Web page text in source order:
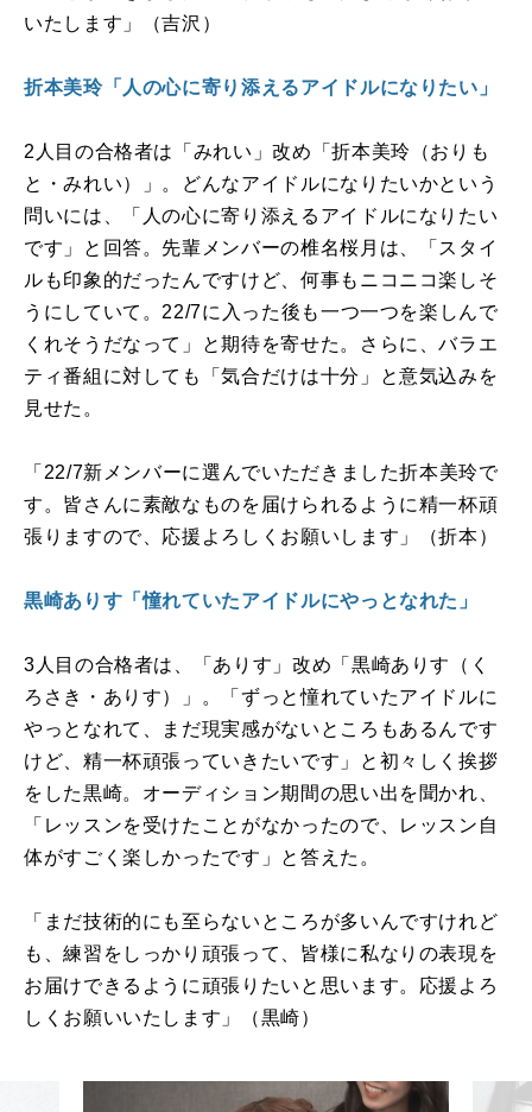
いたします」（吉沢）
折本美玲「人の心に寄り添えるアイドルになりたい」
2 人目の合格者は「みれい」改め「折本美玲（おりも
と・みれい）」。どんなアイドルになりたいかという
問いには、「人の心に寄り添えるアイドルになりたい
です」と回答。先輩メンバーの椎名桜月は、「スタイ
ルも印象的だったんですけど、何事もニコニコ楽しそ
うにしていて。 22/7に入った後も一つ一つを楽しんで
くれそうだなって」と期待を寄せた。さらに、バラエ
ティ番組に対しても「気合だけは十分」と意気込みを
見せた。
「 22/7新メンバーに選んでいただきました折本美玲で
す。皆さんに素敵なものを届けられるように精一杯頑
張りますので、応援よろしくお願いします」（折本）
黒崎ありす「憧れていたアイドルにやっとなれた」
3 人目の合格者は、「ありす」改め「黒崎ありす（く
ろさき・ありす）」。「ずっと憧れていたアイドルに
やっとなれて、まだ現実感がないところもあるんです
けど、精一杯頑張っていきたいです」と初々しく挨拶
をした黒崎。オーディション期間の思い出を聞かれ、
「レッスンを受けたことがなかったので、レッスン自
体がすごく楽しかったです」と答えた。
「まだ技術的にも至らないところが多いんですけれど
も、練習をしっかり頑張って、皆様に私なりの表現を
お届けできるように頑張りたいと思います。応援よろ
しくお願いいたします」（黒崎）